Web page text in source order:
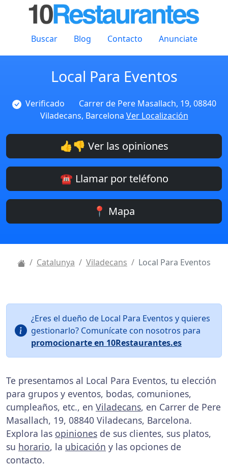
Buscar Blog Contacto Anunciate
Local Para Eventos
Verificado
Carrer de Pere Masallach, 19, 08840
Viladecans, Barcelona Ver Localización
👍👎 Ver las opiniones
☎️ Llamar por teléfono
📍 Mapa
Catalunya Viladecans Local Para Eventos
¿Eres el dueño de Local Para Eventos y quieres
gestionarlo? Comunícate con nosotros para
promocionarte en 10Restaurantes.es
Te presentamos al Local Para Eventos, tu elección
para grupos y eventos, bodas, comuniones,
cumpleaños, etc., en Viladecans, en Carrer de Pere
Masallach, 19, 08840 Viladecans, Barcelona.
Explora las opiniones de sus clientes, sus platos,
su horario, la ubicación y las opciones de
contacto.